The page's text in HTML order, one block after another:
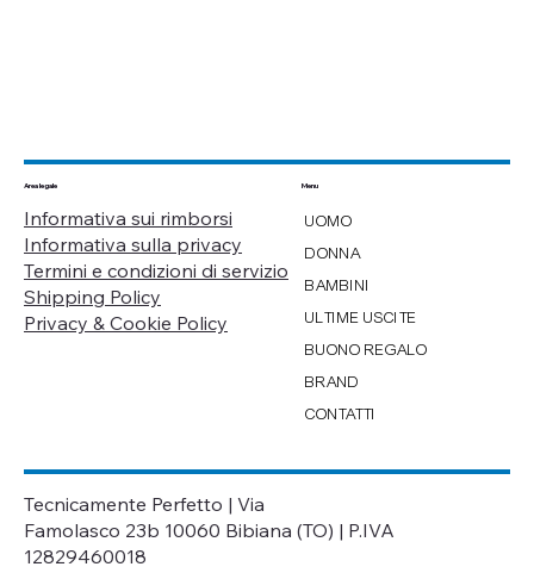
Area legale
Informativa sui rimborsi
Informativa sulla privacy
Termini e condizioni di servizio
Shipping Policy
Privacy & Cookie Policy
Menu
UOMO
DONNA
BAMBINI
ULTIME USCITE
BUONO REGALO
BRAND
CONTATTI
Tecnicamente Perfetto | Via
Famolasco 23b 10060 Bibiana (TO) | P.IVA
12829460018